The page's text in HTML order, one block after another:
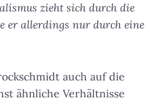
zieht sich durch die
er allerdings nur durch eine
auch auf die
ähnliche Verhältnisse